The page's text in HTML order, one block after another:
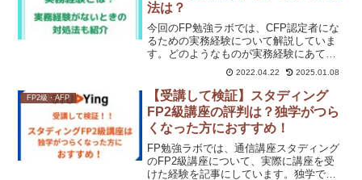
法は？
今回のFP勉強ラボでは、CFP認定者にな
るための実務経験について解説していま
す。どのようなものが実務経験にあては
まるのか、実務経験がない場合はどうし
たらよいかも紹介しています。みなし実
務研修の受講機関も解説。ぜひ、参考に
してください。
2022.04.22 2025.01.08
FP2級・AFP
【受講して検証】スタディング
FP2級講座の評判は？独学がつら
くなった方におすすめ！
FP勉強ラボでは、通信講座スタディング
のFP2級講座について、実際に講座を受
けた経験を記事にしています。独学での